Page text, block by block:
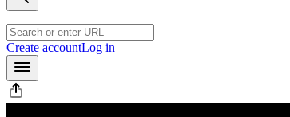
Create accountLog in